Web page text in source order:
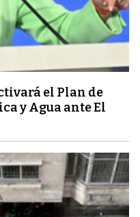
el Plan de
y Agua ante El